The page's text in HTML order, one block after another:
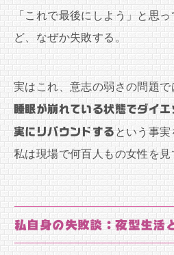
「これで最後にしよう」と思
ど、なぜか失敗する。
実はこれ、意志の弱さの問題で
睡眠が崩れている状態でダイ
実にリバウンドする という事実
私は現場で何百人もの女性を見
私自身の失敗談：夜型生活